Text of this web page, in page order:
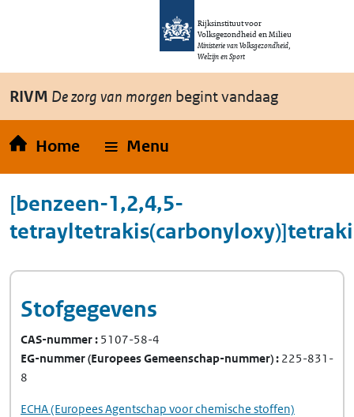
Overslaan en naar de inhoud gaan
Rijksinstituut voor
Volksgezondheid en Milieu
Ministerie van Volksgezondheid,
Welzijn en Sport
RIVM De zorg van morgen begint vandaag
Home Menu
[benzeen-1,2,4,5-
Stofgegevens
CAS-nummer 5107-58-4
EG-nummer(Europees Gemeenschap-nummer) 225-831-
8
ECHA(Europees Agentschap voor chemische stoffen)